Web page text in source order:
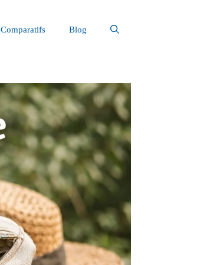
Comparatifs Blog